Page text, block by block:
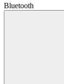
Bluetooth